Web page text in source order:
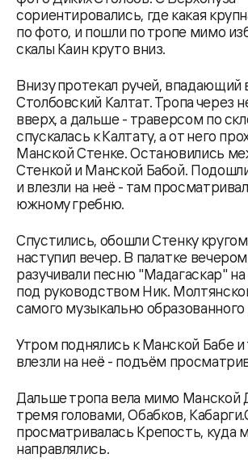
сориентировались, где какая
по фото, и пошли по тропе мимо
скалы Каин круто вниз.
Внизу протекал ручей, впадающий
Столбовский Калтат. Тропа через
вверх, а дальше - траверсом по
спускалась к Калтату, а от него
Манской Стенке. Остановились
Стенкой и Манской Бабой.
и влезли на неё - там
южному гребню.
Спустились, обошли Стенку
наступил вечер. В палатке вечером
разучивали песню "Мадагаскар" на
под руководством Ник.
самого музыкально образованного
Утром поднялись к Манской Бабе и
влезли на неё - подъём
Дальше тропа вела мимо Манской
тремя головами, Обабков,
просматривалась Крепость, куда
направлялись.